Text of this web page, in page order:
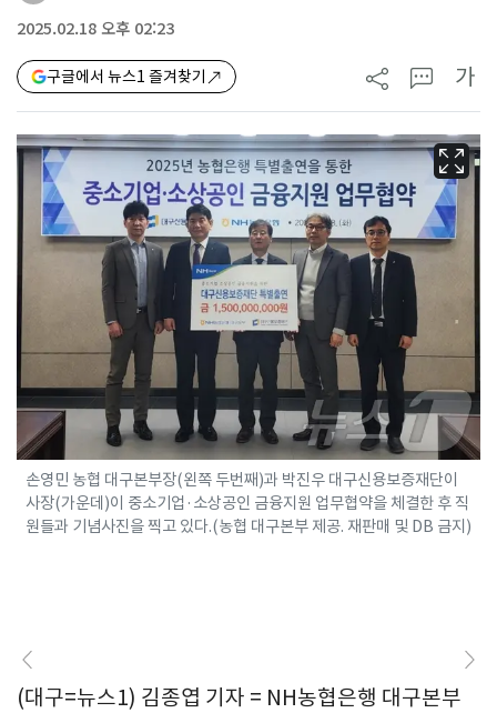
2025.02.18 오후 02:23
구글에서 뉴스1 즐겨찾기 가
손영민 농협 대구본부장(왼쪽 두번째)과 박진우 대구신용보증재단이
사장(가운데)이 중소기업·소상공인 금융지원 업무협약을 체결한 후 직
원들과 기념사진을 찍고 있다.(농협 대구본부 제공. 재판매 및 DB 금지)
(대구=뉴스1) 김종엽 기자 = NH농협은행 대구본부